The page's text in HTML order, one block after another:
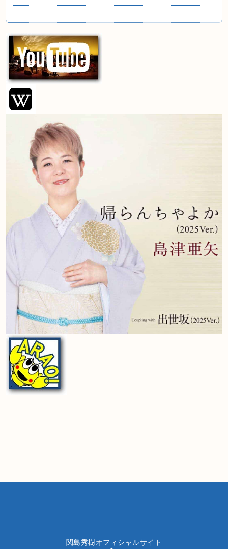
関島秀樹オフィシャルサイト